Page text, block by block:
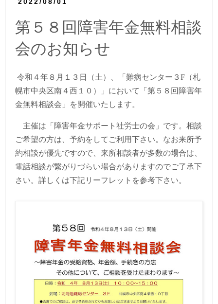
第５８回障害年金無料相談
会のお知らせ
令和４年８月１３日（土）、「難病センター３F（札
幌市中央区南４西１０）」において「第５８回障害年
金無料相談会」を開催いたします。
主催は「障害年金サポート社労士の会」です。相談
ご希望の方は、予約をしてご利用下さい。なお来所予
約相談が優先ですので、来所相談者が多数の場合は、
電話相談が繋がりづらい場合がありますのでご了承下
さい。詳しくは下記リーフレットを参考下さい。